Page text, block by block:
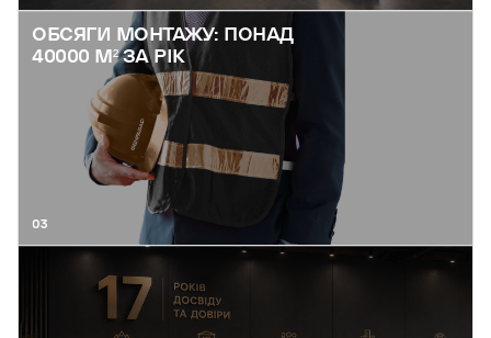
ОБСЯГИ МОНТАЖУ: ПОНАД
40000 М² ЗА РІК
03